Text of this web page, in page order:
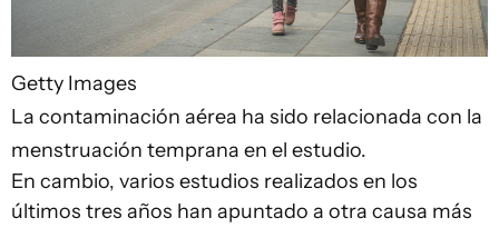
Getty Images
La contaminación aérea ha sido relacionada con la
menstruación temprana en el estudio.
En cambio, varios estudios realizados en los
últimos tres años han apuntado a otra causa más